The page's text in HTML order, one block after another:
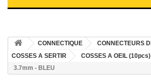
CONNECTIQUE
CONNECTEURS
COSSES A SERTIR
COSSES A OEIL (10pcs)
3.7mm - BLEU